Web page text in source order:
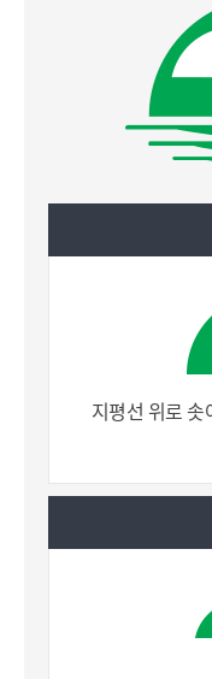
지평선 위로